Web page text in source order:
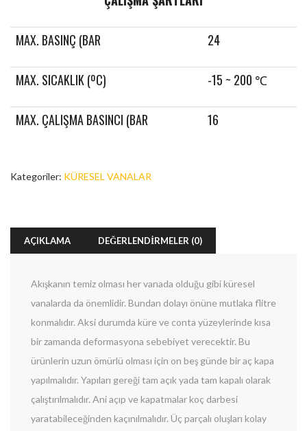
Enter your email address for our mailing list to keep your
self our lastest updated.
MAX. BASINÇ (BAR 24
MAX. SICAKLIK (ºC) -15 ~ 200 ℃
MAX. ÇALIŞMA BASINCI (BAR 16
Kategoriler: KÜRESEL VANALAR
AÇIKLAMA DEĞERLENDIRMELER (0)
Akışkanın temiz olması her vanada olduğu gibi küresel
vanalarda da önemlidir. Bundan dolayı önüne mutlaka flitre
konmalıdır. Aksi durumda küre ve conta yüzeylerinde kısa
bir zamanda deformasyona sebebiyet verecektir. Bu
ürünlerin uzun ömürlü olması için on beş günde bir aç kapa
yapılmalıdır. Yapıları gereği tam açık yada tam kapalı olarak
çalıştırılmalıdır. Ani açıp ve kapatmalar koç darbesi
yaratabileceğinden kaçınılmalıdır. Üç parçalı oluşları kolay